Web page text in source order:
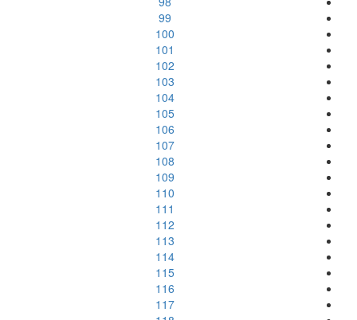
99
100
101
102
103
104
105
106
107
108
109
110
111
112
113
114
115
116
117